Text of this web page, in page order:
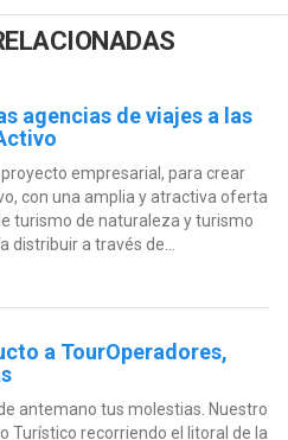
agencias de viajes a las
empresarial, para crear
con una amplia y atractiva oferta
turismo de naturaleza y turismo
a través de...
a TourOperadores,
antemano tus molestias. Nuestro
Turístico recorriendo el litoral de la